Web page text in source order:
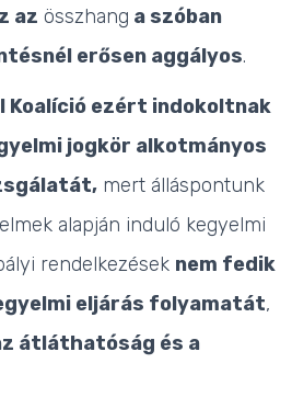
az összhang a szóban
erősen aggályos.
Koalíció ezért indokoltnak
jogkör alkotmányos
mert álláspontunk
alapján induló kegyelmi
rendelkezések nem fedik
eljárás folyamatát,
átláthatóság és a